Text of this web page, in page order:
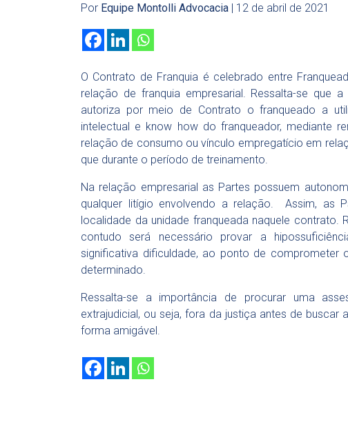
Por Equipe Montolli Advocacia | 12 de abril de 2021
O Contrato de Franquia é celebrado entre
relação de franquia empresarial. Ressalta-se que
autoriza por meio de Contrato o franqueado a
intelectual e know how do franqueador, mediante
relação de consumo ou vínculo empregatício em
que durante o período de treinamento.
Na relação empresarial as Partes possuem
qualquer litígio envolvendo a relação. Assim, as
localidade da unidade franqueada naquele contrato.
contudo será necessário provar a
significativa dificuldade, ao ponto de
determinado.
Ressalta-se a importância de procurar uma
extrajudicial, ou seja, fora da justiça antes de
forma amigável.